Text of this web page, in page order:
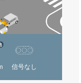
信号なし